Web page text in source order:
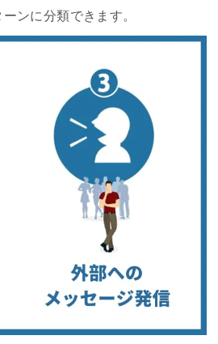
ンに分類できます。